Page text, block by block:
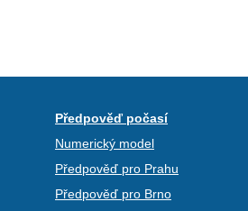
Předpověď počasí
Numerický model
Předpověď pro Prahu
Předpověď pro Brno